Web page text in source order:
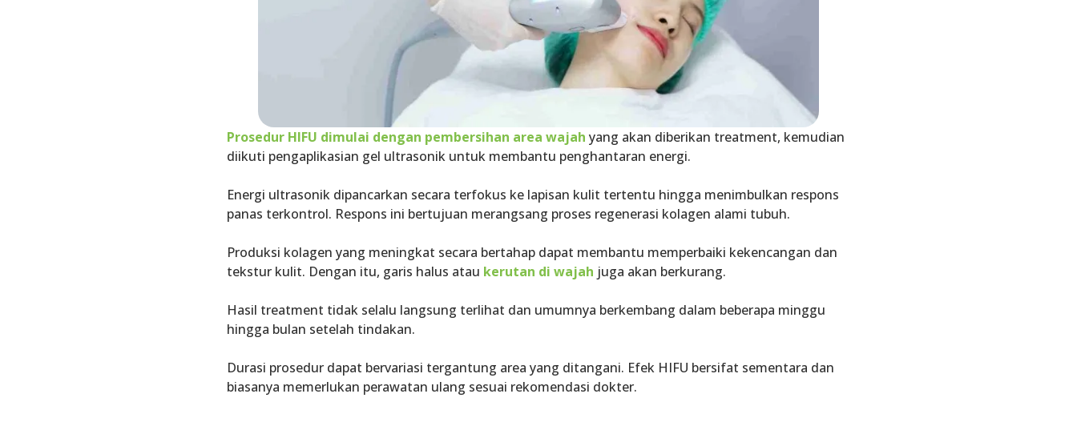
Prosedur HIFU dimulai dengan pembersihan area wajah yang akan diberikan treatment, kemudian
diikuti pengaplikasian gel ultrasonik untuk membantu penghantaran energi.
Energi ultrasonik dipancarkan secara terfokus ke lapisan kulit tertentu hingga menimbulkan respons
panas terkontrol. Respons ini bertujuan merangsang proses regenerasi kolagen alami tubuh.
Produksi kolagen yang meningkat secara bertahap dapat membantu memperbaiki kekencangan dan
tekstur kulit. Dengan itu, garis halus atau kerutan di wajah juga akan berkurang.
Hasil treatment tidak selalu langsung terlihat dan umumnya berkembang dalam beberapa minggu
hingga bulan setelah tindakan.
Durasi prosedur dapat bervariasi tergantung area yang ditangani. Efek HIFU bersifat sementara dan
biasanya memerlukan perawatan ulang sesuai rekomendasi dokter.